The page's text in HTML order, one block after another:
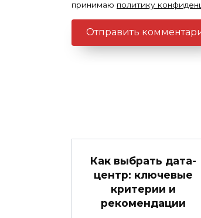
принимаю политику
Как выбрать дата-
центр: ключевые
критерии и
рекомендации